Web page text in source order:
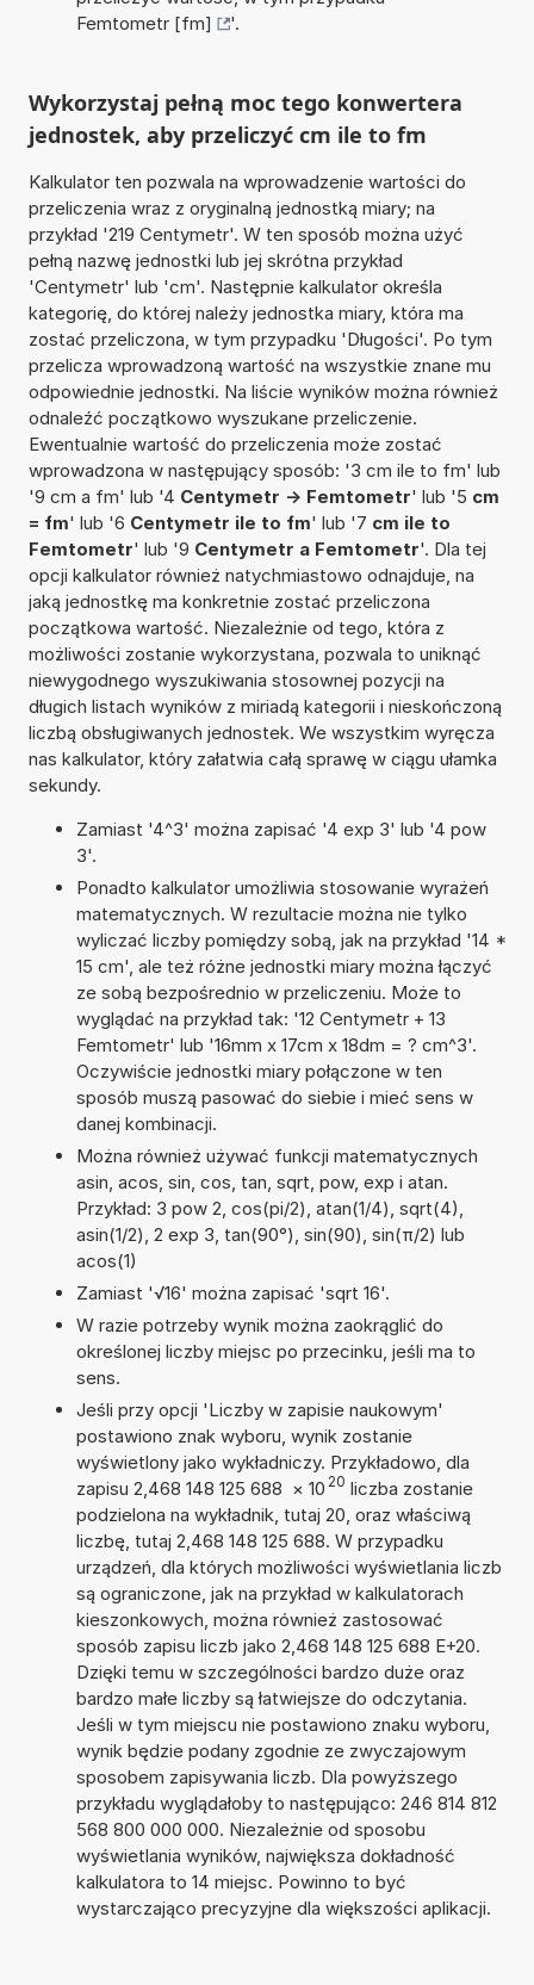
Femtometr [fm]
'.
Wykorzystaj pełną moc tego konwertera
jednostek, aby przeliczyć cm ile to fm
Kalkulator ten pozwala na wprowadzenie wartości do
przeliczenia wraz z oryginalną jednostką miary; na
przykład '219 Centymetr'. W ten sposób można użyć
pełną nazwę jednostki lub jej skrótna przykład
'Centymetr' lub 'cm'. Następnie kalkulator określa
kategorię, do której należy jednostka miary, która ma
zostać przeliczona, w tym przypadku 'Długości'. Po tym
przelicza wprowadzoną wartość na wszystkie znane mu
odpowiednie jednostki. Na liście wyników można również
odnaleźć początkowo wyszukane przeliczenie.
Ewentualnie wartość do przeliczenia może zostać
wprowadzona w następujący sposób: '3 cm ile to fm' lub
'9 cm a fm' lub '4 Centymetr -> Femtometr' lub '5 cm
= fm' lub '6 Centymetr ile to fm' lub '7 cm ile to
Femtometr' lub '9 Centymetr a Femtometr'. Dla tej
opcji kalkulator również natychmiastowo odnajduje, na
jaką jednostkę ma konkretnie zostać przeliczona
początkowa wartość. Niezależnie od tego, która z
możliwości zostanie wykorzystana, pozwala to uniknąć
niewygodnego wyszukiwania stosownej pozycji na
długich listach wyników z miriadą kategorii i nieskończoną
liczbą obsługiwanych jednostek. We wszystkim wyręcza
nas kalkulator, który załatwia całą sprawę w ciągu ułamka
sekundy.
Zamiast '4^3' można zapisać '4 exp 3' lub '4 pow
3'.
Ponadto kalkulator umożliwia stosowanie wyrażeń
matematycznych. W rezultacie można nie tylko
wyliczać liczby pomiędzy sobą, jak na przykład '14 *
15 cm', ale też różne jednostki miary można łączyć
ze sobą bezpośrednio w przeliczeniu. Może to
wyglądać na przykład tak: '12 Centymetr + 13
Femtometr' lub '16mm x 17cm x 18dm = ? cm^3'.
Oczywiście jednostki miary połączone w ten
sposób muszą pasować do siebie i mieć sens w
danej kombinacji.
Można również używać funkcji matematycznych
asin, acos, sin, cos, tan, sqrt, pow, exp i atan.
Przykład: 3 pow 2, cos(pi/2), atan(1/4), sqrt(4),
asin(1/2), 2 exp 3, tan(90°), sin(90), sin(π/2) lub
acos(1)
Zamiast '√16' można zapisać 'sqrt 16'.
W razie potrzeby wynik można zaokrąglić do
określonej liczby miejsc po przecinku, jeśli ma to
sens.
Jeśli przy opcji 'Liczby w zapisie naukowym'
postawiono znak wyboru, wynik zostanie
wyświetlony jako wykładniczy. Przykładowo, dla
zapisu 2,468 148 125 688 × 10 20 liczba zostanie
podzielona na wykładnik, tutaj 20, oraz właściwą
liczbę, tutaj 2,468 148 125 688. W przypadku
urządzeń, dla których możliwości wyświetlania liczb
są ograniczone, jak na przykład w kalkulatorach
kieszonkowych, można również zastosować
sposób zapisu liczb jako 2,468 148 125 688 E+20.
Dzięki temu w szczególności bardzo duże oraz
bardzo małe liczby są łatwiejsze do odczytania.
Jeśli w tym miejscu nie postawiono znaku wyboru,
wynik będzie podany zgodnie ze zwyczajowym
sposobem zapisywania liczb. Dla powyższego
przykładu wyglądałoby to następująco: 246 814 812
568 800 000 000. Niezależnie od sposobu
wyświetlania wyników, największa dokładność
kalkulatora to 14 miejsc. Powinno to być
wystarczająco precyzyjne dla większości aplikacji.